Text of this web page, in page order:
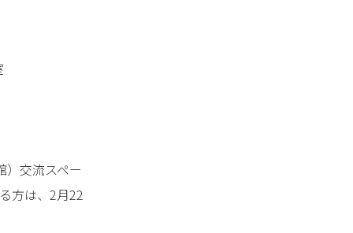
交流スペー
方は、2月22